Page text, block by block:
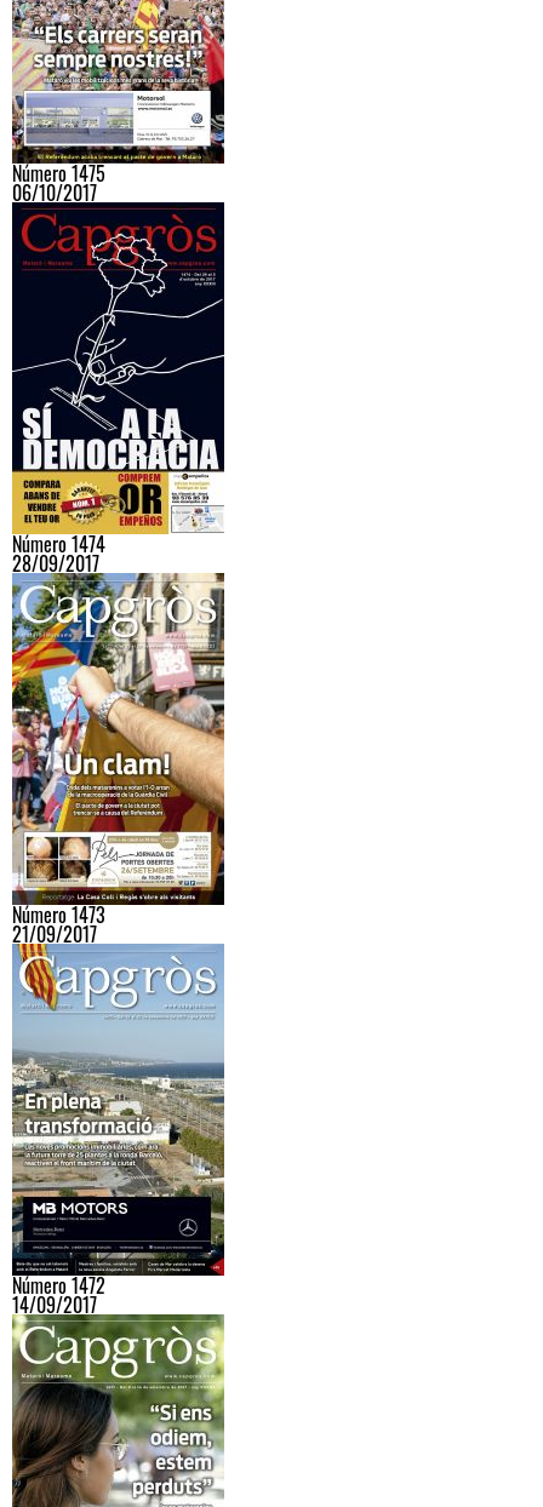
Número 1475
06/10/2017
Número 1474
28/09/2017
Número 1473
21/09/2017
Número 1472
14/09/2017